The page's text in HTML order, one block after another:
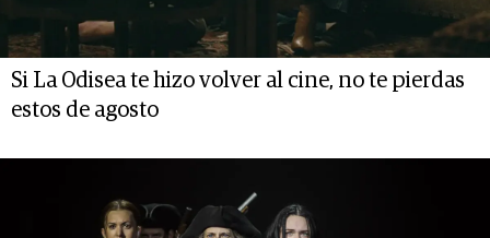
Si La Odisea te hizo volver al cine, no te pierdas
estos de agosto